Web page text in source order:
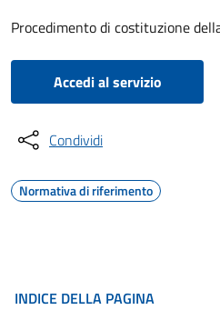
Procedimento di costituzione
Accedi al servizio
Condividi
Normativa di riferimento
INDICE DELLA PAGINA